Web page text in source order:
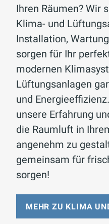
Ihren Räumen? Wir
Klima- und
Installation,
sorgen für Ihr
modernen
Lüftungsanlagen
und
unsere Erfahrung
die Raumluft in
angenehm zu
gemeinsam für
sorgen!
MEHR ZU KLIMA